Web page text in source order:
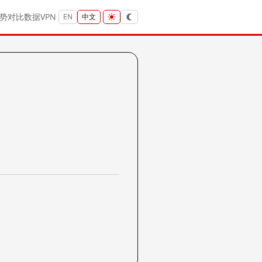
对比数据VPN EN 中文